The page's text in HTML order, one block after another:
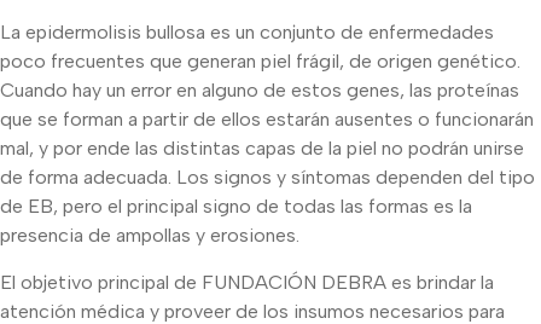
La epidermolisis bullosa es un conjunto de enfermedades
poco frecuentes que generan piel frágil, de origen genético.
Cuando hay un error en alguno de estos genes, las proteínas
que se forman a partir de ellos estarán ausentes o funcionarán
mal, y por ende las distintas capas de la piel no podrán unirse
de forma adecuada. Los signos y síntomas dependen del tipo
de EB, pero el principal signo de todas las formas es la
presencia de ampollas y erosiones.
El objetivo principal de FUNDACIÓN DEBRA es brindar la
atención médica y proveer de los insumos necesarios para